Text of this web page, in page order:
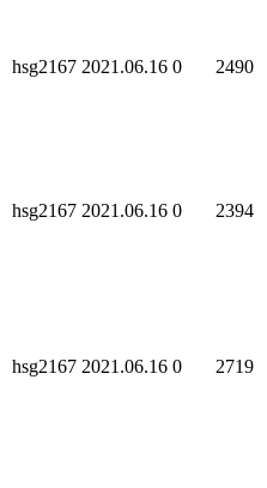
hsg2167 2021.06.16 0 2490
hsg2167 2021.06.16 0 2394
hsg2167 2021.06.16 0 2719